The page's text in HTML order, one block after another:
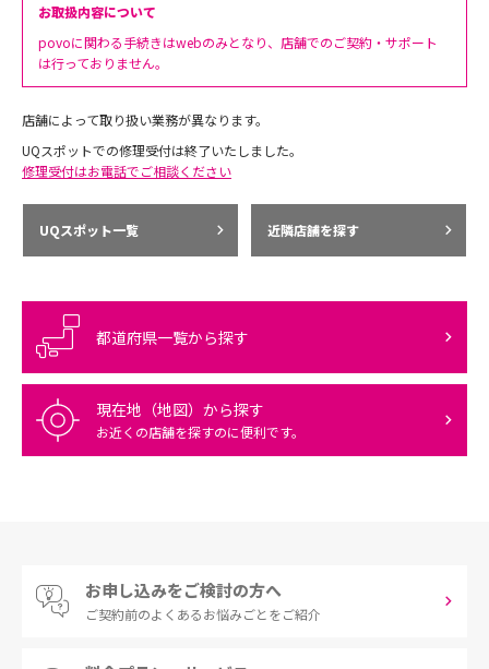
お取扱内容について
povoに関わる手続きはwebのみとなり、店舗でのご契約・サポート
は行っておりません。
店舗によって取り扱い業務が異なります。
UQスポットでの修理受付は終了いたしました。
修理受付はお電話でご相談ください
UQスポット一覧 近隣店舗を探す
都道府県一覧から探す
現在地（地図）から探す
お近くの店舗を探すのに便利です。
お申し込みをご検討の方へ
ご契約前のよくあるお悩みごとをご紹介